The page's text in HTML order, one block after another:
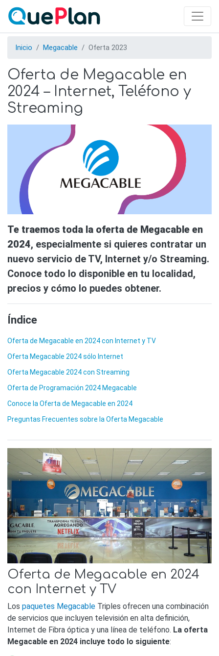
Inicio Megacable Oferta 2023
Oferta de Megacable en
2024 – Internet, Teléfono y
Streaming
Te traemos toda la oferta de Megacable en
2024, especialmente si quieres contratar un
nuevo servicio de TV, Internet y/o Streaming.
Conoce todo lo disponible en tu localidad,
precios y cómo lo puedes obtener.
Índice
Oferta de Megacable en 2024 con Internet y TV
Oferta Megacable 2024 sólo Internet
Oferta Megacable 2024 con Streaming
Oferta de Programación 2024 Megacable
Conoce la Oferta de Megacable en 2024
Preguntas Frecuentes sobre la Oferta Megacable
Oferta de Megacable en 2024
con Internet y TV
Los paquetes Megacable Triples ofrecen una combinación
de servicios que incluyen televisión en alta definición,
Internet de Fibra óptica y una línea de teléfono. La oferta
Megacable en 2024 incluye todo lo siguiente: